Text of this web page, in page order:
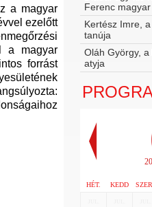
a magyar
ezelőtt
a magyar
forrást
Ferenc magyar
Kertész Imre,
tanúja
Oláh György,
atyja
HÉT. KEDD SZER.